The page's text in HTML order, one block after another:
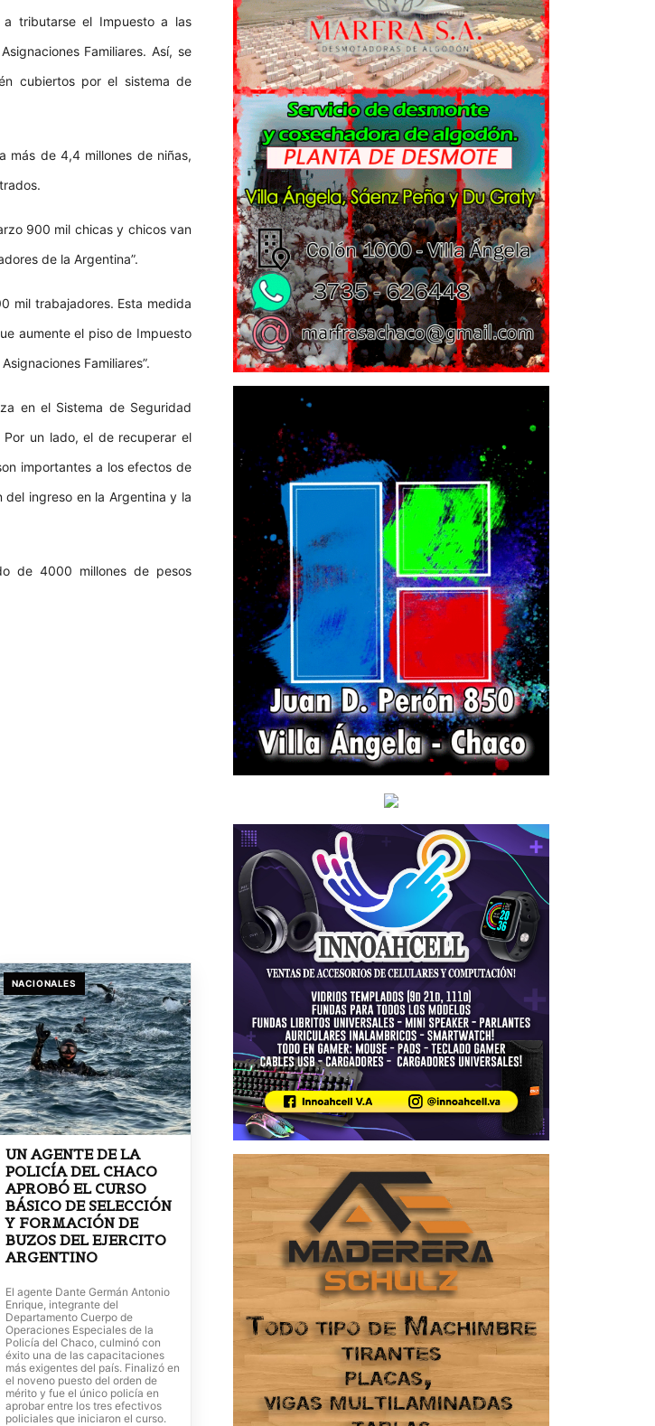
tributarse el Impuesto a las
Familiares. Así, se
cubiertos por el sistema de
más de 4,4 millones de niñas,
900 mil chicas y chicos van
de la Argentina”.
mil trabajadores. Esta medida
aumente el piso de Impuesto
Familiares”.
en el Sistema de Seguridad
Por un lado, el de recuperar el
importantes a los efectos de
ingreso en la Argentina y la
de 4000 millones de pesos
NACIONALES
UN AGENTE DE LA
POLICÍA DEL CHACO
APROBÓ EL CURSO
BÁSICO DE SELECCIÓN
Y FORMACIÓN DE
BUZOS DEL EJERCITO
ARGENTINO
El agente Dante Germán Antonio
Enrique, integrante del
Departamento Cuerpo de
Operaciones Especiales de la
Policía del Chaco, culminó con
éxito una de las capacitaciones
más exigentes del país. Finalizó en
el noveno puesto del orden de
mérito y fue el único policía en
aprobar entre los tres efectivos
policiales que iniciaron el curso.